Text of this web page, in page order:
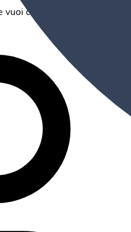
cambiarla, scegline